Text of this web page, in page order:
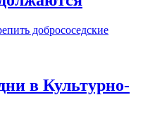
добрососедские
в Культурно-